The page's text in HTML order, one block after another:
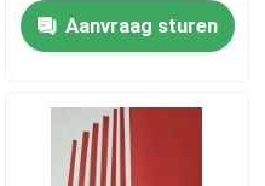
Aanvraag sturen